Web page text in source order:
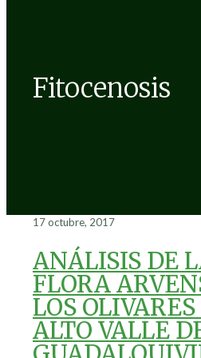
Fitocenosis
17 octubre, 2017
ANÁLISIS DE
FLORA
LOS
ALTO VALLE